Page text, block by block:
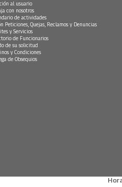
al usuario
con nosotros
de actividades
Peticiones, Quejas, Reclamos y Denuncias
y Servicios
de Funcionarios
de su solicitud
y Condiciones
de Obsequios